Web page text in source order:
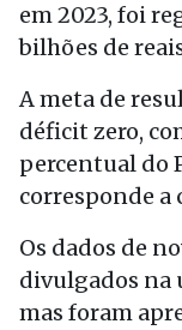
em 2023, foi
bilhões de
A meta de
déficit zero,
percentual do
corresponde a
Os dados de
divulgados na
mas foram